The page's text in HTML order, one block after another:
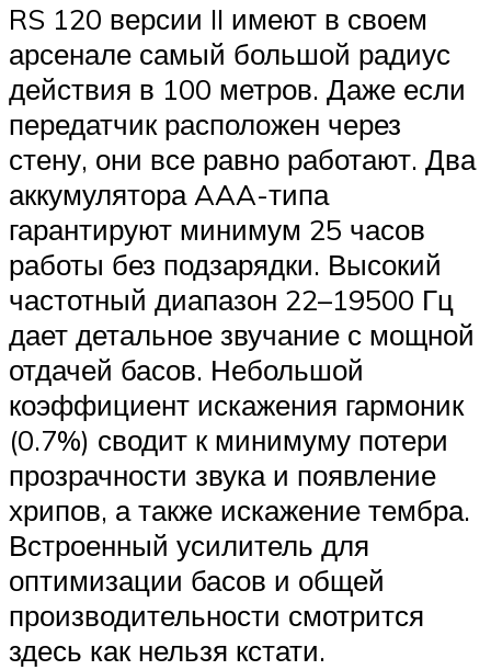
RS 120 версии II имеют в своем
арсенале самый большой радиус
действия в 100 метров. Даже если
передатчик расположен через
стену, они все равно работают. Два
аккумулятора AAA-типа
гарантируют минимум 25 часов
работы без подзарядки. Высокий
частотный диапазон 22–19500 Гц
дает детальное звучание с мощной
отдачей басов. Небольшой
коэффициент искажения гармоник
(0.7%) сводит к минимуму потери
прозрачности звука и появление
хрипов, а также искажение тембра.
Встроенный усилитель для
оптимизации басов и общей
производительности смотрится
здесь как нельзя кстати.